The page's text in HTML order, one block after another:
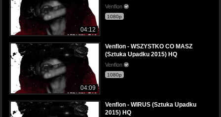
04:12
Venflon
1080p
04:09
Venflon - WSZYSTKO CO MASZ
(Sztuka Upadku 2015) HQ
Venflon
1080p
Venflon - WIRUS (Sztuka Upadku
2015) HQ